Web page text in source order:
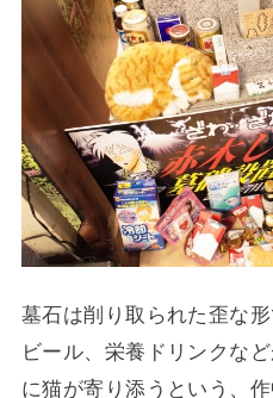
墓石は削り取られた歪な
ビール、栄養ドリンクな
に猫が寄り添うという、